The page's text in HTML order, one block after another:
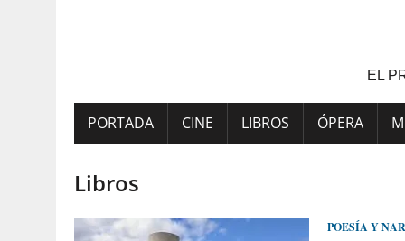
EL
PORTADA CINE LIBROS ÓPERA
Libros
POESÍA Y